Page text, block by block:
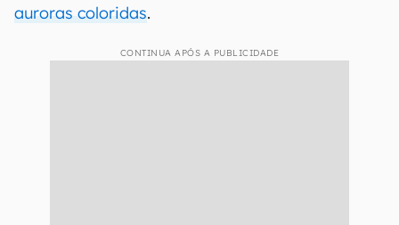
auroras coloridas.
CONTINUA APÓS A PUBLICIDADE